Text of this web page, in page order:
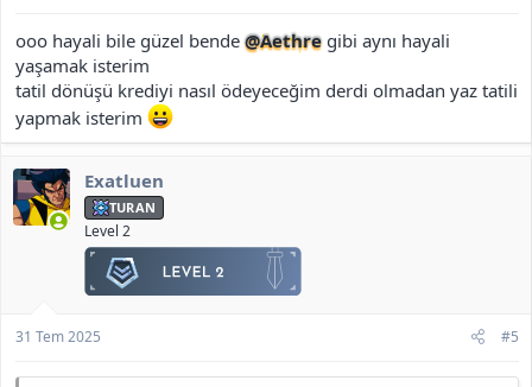
ooo hayali bile güzel bende@Aethregibi aynı hayali
yaşamak isterim
tatil dönüşü krediyi nasıl ödeyeceğim derdi olmadan yaz tatili
yapmak isterim
Exatluen
TURAN
Level 2
31 Tem 2025 #5